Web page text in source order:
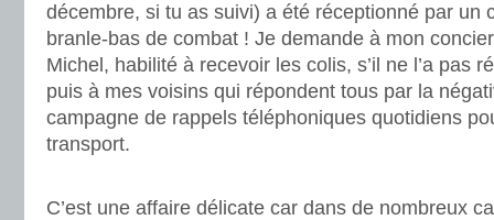
décembre, si tu as suivi) a été réceptionné par un
branle-bas de combat ! Je demande à mon
Michel, habilité à recevoir les colis, s’il ne l’a pas
puis à mes voisins qui répondent tous par la
campagne de rappels téléphoniques quotidiens
transport.
C’est une affaire délicate car dans de nombreux